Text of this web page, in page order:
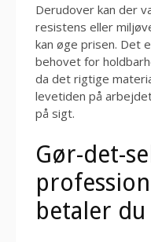
Derudover kan der
resistens eller
kan øge prisen. Det
behovet for
da det rigtige
levetiden på
på sigt.
Gør-det-
betaler